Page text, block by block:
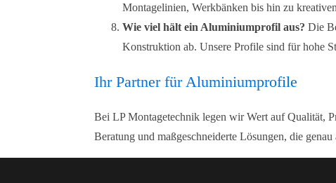
Montagelinien, Werkbänken bis hin zu
Wie viel hält ein Aluminiumprofil aus? Die
Konstruktion ab. Unsere Profile sind für hohe
Ihr Partner für Aluminiumprofile
Bei LP Montagetechnik legen wir Wert auf Qualität,
Beratung und maßgeschneiderte Lösungen, die